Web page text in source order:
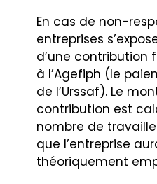
En cas de non-
entreprises
d’une contribution
à l’Agefiph (le
de l’Urssaf). Le
contribution est
nombre de
que l’entreprise
théoriquement